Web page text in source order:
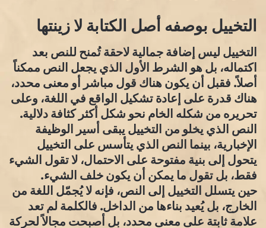
التخييل بوصفه أصل الكتابة لا زينتها
التخييل ليس إضافة جمالية لاحقة تُمنح للنص بعد
اكتماله، بل هو الشرط الأول الذي يجعل النص ممكناً
أصلاً. فقبل أن يكون هناك قول مباشر أو معنى محدد،
هناك قدرة على إعادة تشكيل الواقع في اللغة، وعلى
تحريره من شكله الخام نحو شكل أكثر كثافة دلالية.
النص الذي يخلو من التخييل يبقى أسير الوظيفة
الإخبارية، بينما النص الذي يتأسس على التخييل
يتحول إلى بنية مفتوحة على الاحتمال، لا تقول الشيء
فقط، بل تقول ما يمكن أن يكون خلف الشيء.
حين يتسلل التخييل إلى النص، فإنه لا يُجمّل اللغة من
الخارج، بل يُعيد بناءها من الداخل. فالكلمة لم تعد
علامة ثابتة على معنى محدد، بل أصبحت مجالاً لحركة